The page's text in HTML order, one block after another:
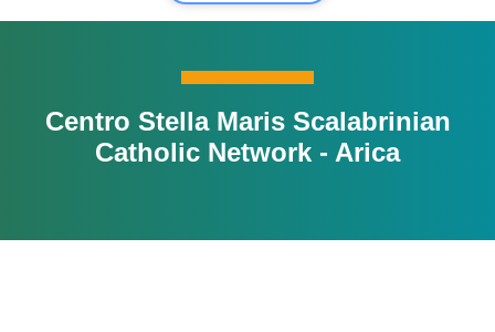
Centro Stella Maris Scalabrinian
Catholic Network - Arica